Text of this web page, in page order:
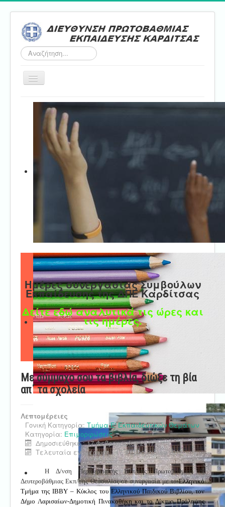
Αναζήτηση...
Εναλλαγή
Αρχική
Τμήμα Α'
Τμήμα Β'
Επικοινωνία
Ημέρες συνεργασίας Συμβούλων
Εκπαίδευσης της ΔΠΕ Καρδίτσας
Δείτε εδώ αναλυτικά τις ώρες και
τις ημέρες.
Με σύμμαχο σου τα βιβλία, διώξε τη βία
απ΄ τα σχολεία
Λεπτομέρειες
Γονική Κατηγορία: Τμήμα Ε' Εκπαιδευτικών Θεμάτων
Κατηγορία: Επιμορφώσεις
Δημοσιεύθηκε : 17 Φεβρουαρίου 2017
Τελευταία ενημέρωση : 17 Φεβρουαρίου 2017
H Δ/νση Περιφερειακής Εκπ/σης Πρωτοβάθμιας &
Δευτεροβάθμιας Εκπ/σης Θεσσαλίας σε συνεργασίαμε τοΕλληνικό
Τμήμα της ΙΒΒΥ – Κύκλος του Ελληνικού Παιδικού Βιβλίου, τον
Δήμο Λαρισαίων-Δημοτική Πινακοθήκη και το Δίκτυο Πρόληψης